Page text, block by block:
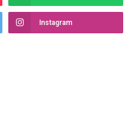
Instagram